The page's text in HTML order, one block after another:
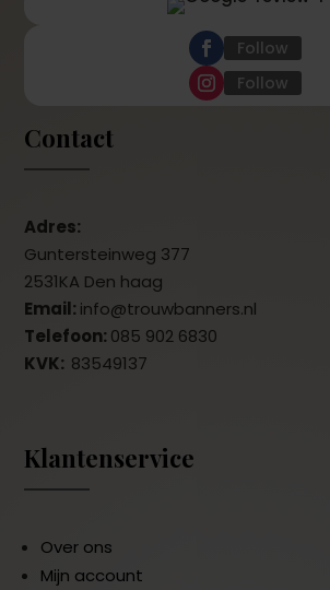
Follow
Follow
Contact
Adres:
Guntersteinweg 377
2531KA Den haag
Email: info@trouwbanners.nl
Telefoon: 085 902 6830
KVK: 83549137
Klantenservice
Over ons
Mijn account